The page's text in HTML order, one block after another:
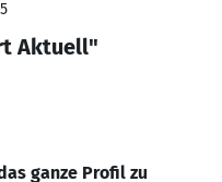
Aktuell"
ganze Profil zu